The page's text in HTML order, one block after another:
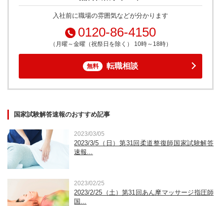
入社前に職場の雰囲気などが分かります
0120-86-4150
（月曜～金曜（祝祭日を除く） 10時～18時）
無料 転職相談
国家試験解答速報のおすすめ記事
2023/03/05
2023/3/5（日）第31回柔道整復師国家試験解答
速報...
2023/02/25
2023/2/25（土）第31回あん摩マッサージ指圧師
国...